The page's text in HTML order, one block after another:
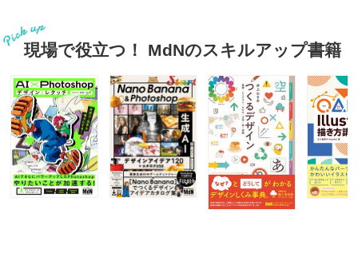
現場で役立つ！ MdNのスキルアップ書籍